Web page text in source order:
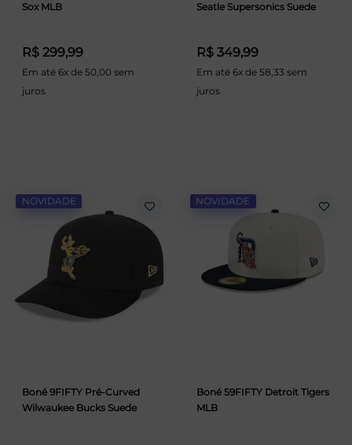
Sox MLB
R$ 299,99
Em até 6x de 50,00 sem
juros
Seatle Supersonics Suede
R$ 349,99
Em até 6x de 58,33 sem
juros
NOVIDADE
Boné 9FIFTY Pré-Curved
Wilwaukee Bucks Suede
NOVIDADE
Boné 59FIFTY Detroit Tigers
MLB